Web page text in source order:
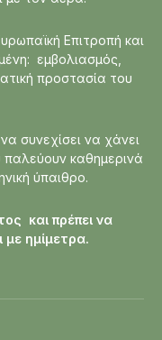
Επιτροπή και
εμβολιασμός,
προστασία του
συνεχίσει να χάνει
καθημερινά
ύπαιθρο.
και πρέπει να
ημίμετρα.